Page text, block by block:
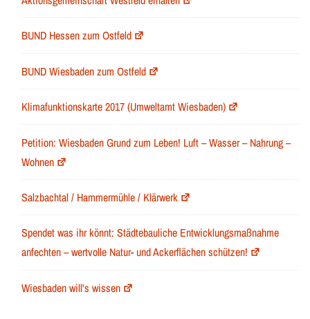
BUND Hessen zum Ostfeld
BUND Wiesbaden zum Ostfeld
Klimafunktionskarte 2017 (Umweltamt Wiesbaden)
Petition: Wiesbaden Grund zum Leben! Luft – Wasser – Nahrung –
Wohnen
Salzbachtal / Hammermühle / Klärwerk
Spendet was ihr könnt: Städtebauliche Entwicklungsmaßnahme
anfechten – wertvolle Natur- und Ackerflächen schützen!
Wiesbaden will's wissen